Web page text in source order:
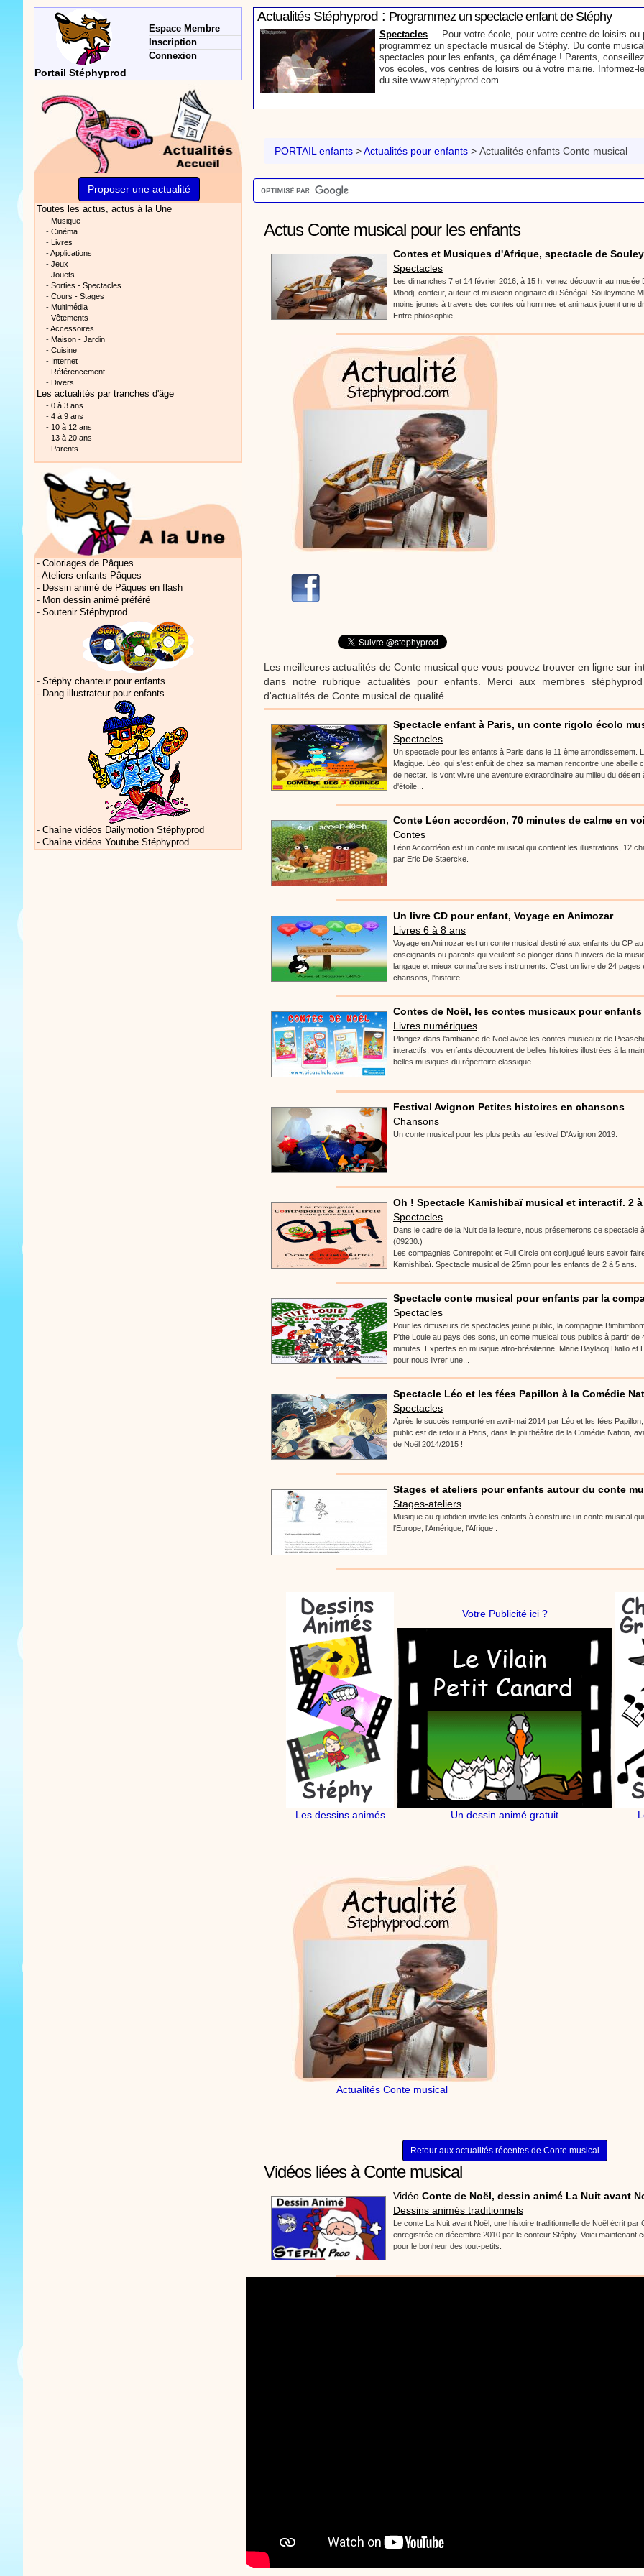
Actualités Stéphyprod : Programmez un spectacle enfant de Stéphy
Spectacles Pour votre école, pour votre centre de loisirs ou
programmez un spectacle musical de Stéphy. Du conte
spectacles pour les enfants, ça déménage ! Parents,
vos écoles, vos centres de loisirs ou à votre mairie. Informez-
du site www.stephyprod.com.
histoires à vos enfants, pour les fêtes d’anniversaires, ou pour
Laissez-vous emporter par la magie des contes, des
Dessins animés créations
Pour ne pas oublier de se brosser les dents
retrouve, l'eau, le robinet, le lavabo, le dentifrice et bien sûr, la brosse à
chante la brosse. De la musique en image pour apprendre facilement la
chanson pour enfants La Brosse à dents
Actualités Stéphyprod: Comment raconter des histoires aux enfants
ContesStéphy, conteur vous donne quelques trucs,
raconter des histoires aux enfants. N’oubliez pas l’histoire du
vous devez chaque soir raconter une petite histoire à votre
important favorable à un bon sommeil, évitez les histoires
êtes bibliothécaire ou enseignant, ces conseils précieux vous
conteur devant vos groupes d’enfants.
Vidéos Stéphyprod Mon prénom en graffiti - Tutoriel destiné aux enfants
Comment écrire mon prénom en graffiti. Un tutoriel vidéo
enseignants et les enfants. Animation d'une activité manuelle pour les
graphisme.
Vidéos Stéphyprod:Cœur en papier - Tutoriel destiné aux enfants
Loisirs créatifsComment faire une carte pop-up pour la fête des mères
outils de ta trousse. Animation vidéo d'une activité manuelle pour les
Loisirs créatifsLe bâton de pluie est un instrument de musique ! Une
réalisé par un animateur périscolaire et extrascolaire pour fabriquer
enfants.
chanson Hippopotam-tam
Chansons enfantsClip d'animation en Stop Motion (image par image) qui
aventures d'un p'tit Hippopotame !
Vidéos Stéphyprod:chanson J'vais l'dire à Greta
ChansonsChanson pour la planète
Vidéos Stéphyprod:Chansons de Noël, 21 minutes de dessins animés
Dessins animés traditionnelsDes chansons de Noël, des contes de
productions de Noël sans interruption de pub. un petit moment de
parents !!! De la première note de musique au dernier coup de crayon, une
stéphyprod.
PORTAIL enfants >Actualités pour enfants > Actualités enfants Conte musical
Actus Conte musical pour les enfants
Contes et Musiques d'Afrique, spectacle de
Spectacles
Les dimanches 7 et 14 février 2016, à 15 h, venez découvrir au musée
Mbodj, conteur, auteur et musicien originaire du Sénégal. Souleymane
moins jeunes à travers des contes où hommes et animaux jouent une
Entre philosophie,...
Les meilleures actualités de Conte musical que vous pouvez trouver en ligne sur
dans notre rubrique actualités pour enfants. Merci aux membres
d'actualités de Conte musical de qualité.
Spectacle enfant à Paris, un conte rigolo écolo
Spectacles
Un spectacle pour les enfants à Paris dans le 11 ème arrondissement.
Magique. Léo, qui s'est enfuit de chez sa maman rencontre une abeille
de nectar. Ils vont vivre une aventure extraordinaire au milieu du désert
d'étoile...
Conte Léon accordéon, 70 minutes de calme en
Contes
Léon Accordéon est un conte musical qui contient les illustrations, 12
par Eric De Staercke.
Un livre CD pour enfant, Voyage en Animozar
Livres 6 à 8 ans
Voyage en Animozar est un conte musical destiné aux enfants du CP
enseignants ou parents qui veulent se plonger dans l'univers de la
langage et mieux connaître ses instruments. C'est un livre de 24 pages
chansons, l'histoire...
Contes de Noël, les contes musicaux pour enfants
Livres numériques
Plongez dans l'ambiance de Noël avec les contes musicaux de
interactifs, vos enfants découvrent de belles histoires illustrées à la
belles musiques du répertoire classique.
Festival Avignon Petites histoires en chansons
Chansons
Un conte musical pour les plus petits au festival D'Avignon 2019.
Oh ! Spectacle Kamishibaï musical et interactif. 2 à
Spectacles
Dans le cadre de la Nuit de la lecture, nous présenterons ce spectacle
(09230.)
Les compagnies Contrepoint et Full Circle ont conjugué leurs savoir
Kamishibaï. Spectacle musical de 25mn pour les enfants de 2 à 5 ans.
Spectacle conte musical pour enfants par la
Spectacles
Pour les diffuseurs de spectacles jeune public, la compagnie
P'tite Louie au pays des sons, un conte musical tous publics à partir de
minutes. Expertes en musique afro-brésilienne, Marie Baylacq Diallo et
pour nous livrer une...
Spectacle Léo et les fées Papillon à la Comédie
Spectacles
Après le succès remporté en avril-mai 2014 par Léo et les fées
public est de retour à Paris, dans le joli théâtre de la Comédie Nation,
de Noël 2014/2015 !
Stages et ateliers pour enfants autour du conte
Stages-ateliers
Musique au quotidien invite les enfants à construire un conte musical
l'Europe, l'Amérique, l'Afrique .
Les dessins animés
Votre Publicité ici ?
Un dessin animé gratuit
Actualités Conte musical
Retour aux actualités récentes de Conte musical
Vidéos liées à Conte musical
Vidéo Conte de Noël, dessin animé La Nuit avant
Dessins animés traditionnels
Le conte La Nuit avant Noël, une histoire traditionnelle de Noël écrit par
enregistrée en décembre 2010 par le conteur Stéphy. Voici maintenant
pour le bonheur des tout-petits.
Portail Stéphyprod
Espace Membre
Inscription
Connexion
Proposer une actualité
Toutes les actus, actus à la Une
- Musique
- Cinéma
-
Livres
-Applications
- Jeux
- Jouets
- Sorties - Spectacles
- Cours - Stages
- Multimédia
- Vêtements
-Accessoires
- Maison - Jardin
- Cuisine
- Internet
- Référencement
- Divers
Les actualités par tranches d'âge
- 0 à 3 ans
- 4 à 9 ans
- 10 à 12 ans
- 13 à 20 ans
- Parents
- Coloriages de Pâques
- Ateliers enfants Pâques
- Dessin animé de Pâques en flash
- Mon dessin animé préféré
- Soutenir Stéphyprod
- Stéphy chanteur pour enfants
- Dang illustrateur pour enfants
- Chaîne vidéos Dailymotion Stéphyprod
- Chaîne vidéos Youtube Stéphyprod